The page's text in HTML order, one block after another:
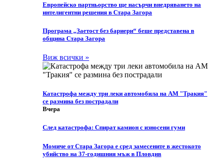
Европейско партньорство ще насърчи внедряването на
интелигентни решения в Стара Загора
Програма „Заетост без бариери“ беше представена в
община Стара Загора
Виж всички »
Катастрофа между три леки автомобила на АМ "Тракия"
се размина без пострадали
Вчера
След катастрофа: Спират камион с износени гуми
Момиче от Стара Загора е сред замесените в жестокото
убийство на 37-годишния мъж в Пловдив